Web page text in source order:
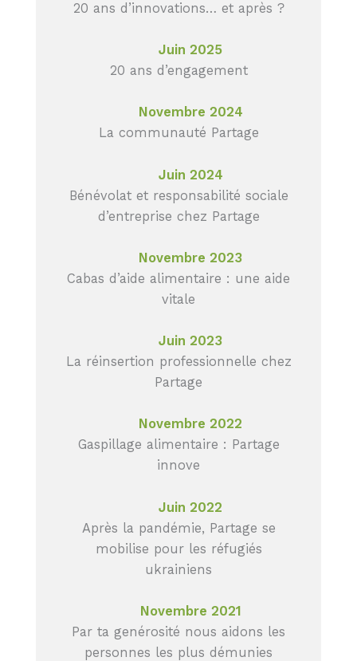
20 ans d’innovations… et après ?
Juin 2025
20 ans d’engagement
Novembre 2024
La communauté Partage
Juin 2024
Bénévolat et responsabilité sociale
d’entreprise chez Partage
Novembre 2023
Cabas d’aide alimentaire : une aide
vitale
Juin 2023
La réinsertion professionnelle chez
Partage
Novembre 2022
Gaspillage alimentaire : Partage
innove
Juin 2022
Après la pandémie, Partage se
mobilise pour les réfugiés
ukrainiens
Novembre 2021
Par ta genérosité nous aidons les
personnes les plus démunies